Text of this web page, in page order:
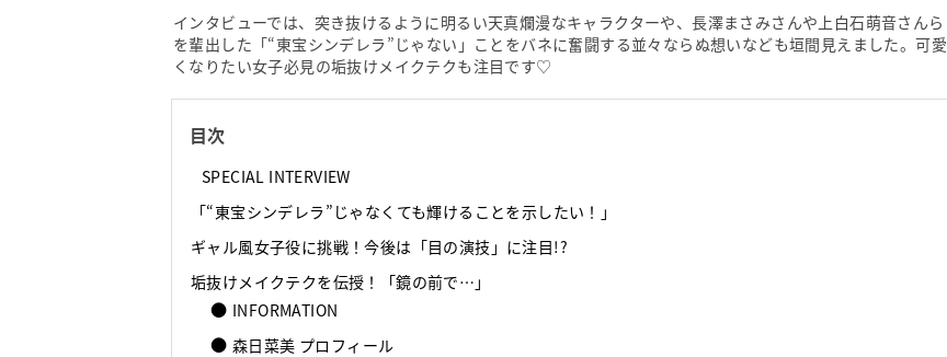
インタビューでは、突き抜けるように明るい天真爛漫なキャラクターや、長澤まさみさんや上白石萌音さんら
を輩出した「“東宝シンデレラ”じゃない」ことをバネに奮闘する並々ならぬ想いなども垣間見えました。可愛
くなりたい女子必見の垢抜けメイクテクも注目です♡
目次
SPECIAL INTERVIEW
「“東宝シンデレラ”じゃなくても輝けることを示したい！」
ギャル風女子役に挑戦！今後は「目の演技」に注目!?
垢抜けメイクテクを伝授！「鏡の前で…」
INFORMATION
森日菜美 プロフィール